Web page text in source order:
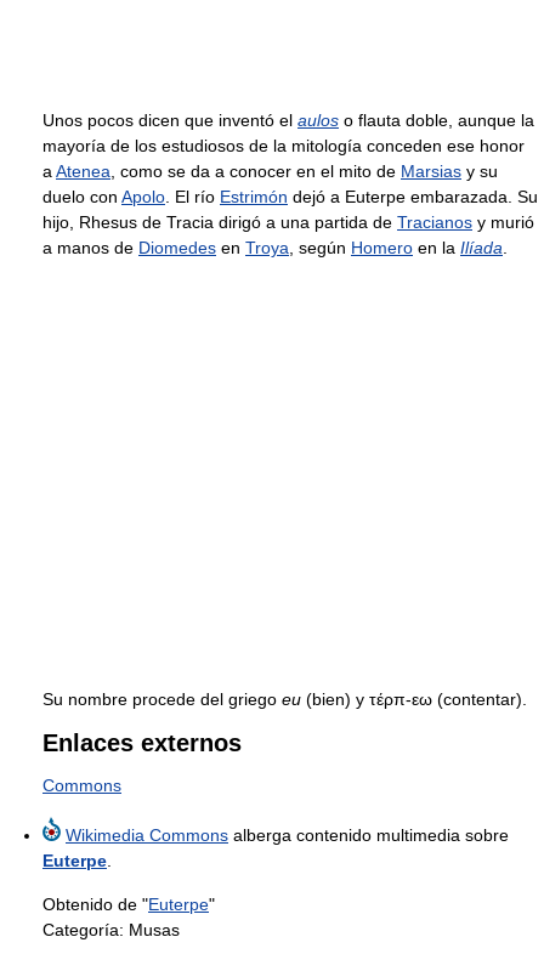
Unos pocos dicen que inventó el aulos o flauta doble, aunque la
mayoría de los estudiosos de la mitología conceden ese honor
a Atenea , como se da a conocer en el mito de Marsias y su
duelo con Apolo . El río Estrimón dejó a Euterpe embarazada. Su
hijo, Rhesus de Tracia dirigó a una partida de Tracianos y murió
a manos de Diomedes en Troya , según Homero en la Ilíada
Su nombre procede del griego eu (bien) y τέρπ-εω (contentar).
Enlaces externos
Commons
Wikimedia Commons alberga contenido multimedia sobre
Euterpe
Obtenido de "Euterpe"
Categoría: Musas